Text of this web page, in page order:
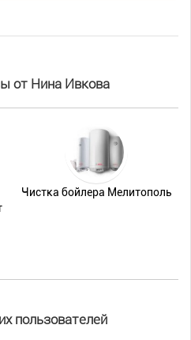
от Нина Ивкова
Чистка бойлера Мелитополь
пользователей